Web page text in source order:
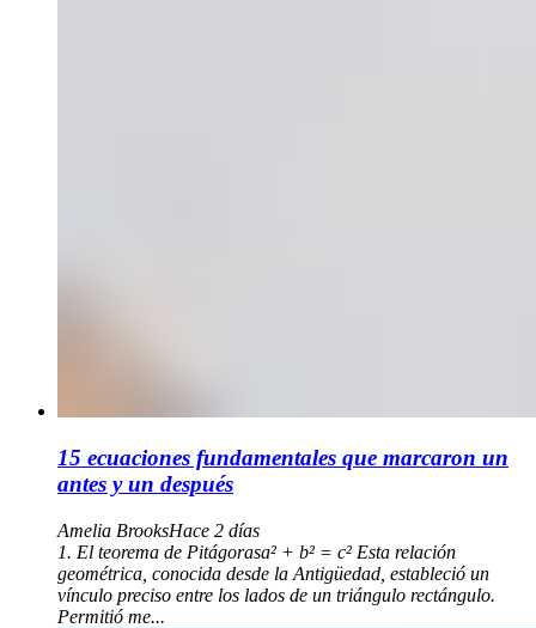
15 ecuaciones fundamentales que marcaron un
antes y un después
Amelia BrooksHace 2 días
1. El teorema de Pitágorasa² + b² = c² Esta relación
geométrica, conocida desde la Antigüedad, estableció un
vínculo preciso entre los lados de un triángulo rectángulo.
Permitió me...